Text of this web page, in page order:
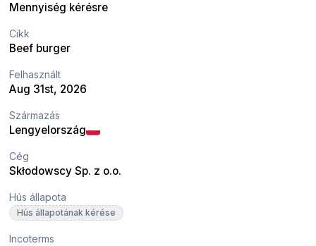
Mennyiség kérésre
Cikk
Beef burger
Felhasznált
Aug 31st, 2026
Származás
Lengyelország
Cég
Skłodowscy Sp. z o.o.
Hús állapota
Hús állapotának kérése
Incoterms